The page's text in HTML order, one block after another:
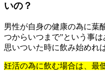
いの？
男性が自身の健康の為に葉
つからいつまで”という事は
思いついた時に飲み始めれ
妊活の為に飲む場合は、最